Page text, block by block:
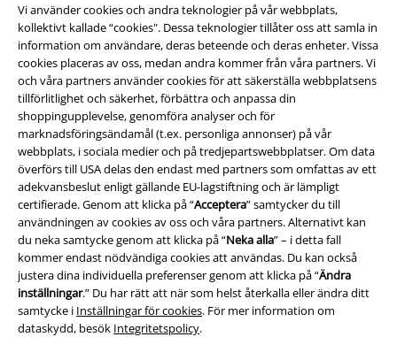
Vi använder cookies och andra teknologier på vår webbplats,
kollektivt kallade “cookies". Dessa teknologier tillåter oss att samla in
information om användare, deras beteende och deras enheter. Vissa
cookies placeras av oss, medan andra kommer från våra partners. Vi
och våra partners använder cookies för att säkerställa webbplatsens
tillförlitlighet och säkerhet, förbättra och anpassa din
shoppingupplevelse, genomföra analyser och för
marknadsföringsändamål (t.ex. personliga annonser) på vår
webbplats, i sociala medier och på tredjepartswebbplatser. Om data
överförs till USA delas den endast med partners som omfattas av ett
adekvansbeslut enligt gällande EU-lagstiftning och är lämpligt
certifierade. Genom att klicka på “Acceptera” samtycker du till
användningen av cookies av oss och våra partners. Alternativt kan
du neka samtycke genom att klicka på “Neka alla” – i detta fall
kommer endast nödvändiga cookies att användas. Du kan också
justera dina individuella preferenser genom att klicka på “Ändra
inställningar.” Du har rätt att när som helst återkalla eller ändra ditt
samtycke i Inställningar för cookies. För mer information om
dataskydd, besök Integritetspolicy.
A Warner Music Group Company